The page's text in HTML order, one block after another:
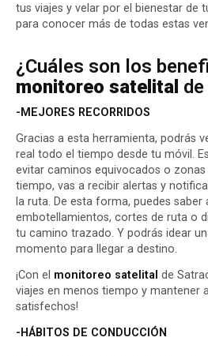
tus viajes y velar por el bienestar de
para conocer más de todas estas
¿Cuáles son los
monitoreo satelital
-MEJORES RECORRIDOS
Gracias a esta herramienta, podrás
real todo el tiempo desde tu móvil.
evitar caminos equivocados o
tiempo, vas a recibir alertas y
la ruta. De esta forma, puedes saber
embotellamientos, cortes de ruta o
tu camino trazado. Y podrás idear
momento para llegar a destino.
¡Con el monitoreo satelital de
viajes en menos tiempo y mantener
satisfechos!
-HÁBITOS DE CONDUCCIÓN